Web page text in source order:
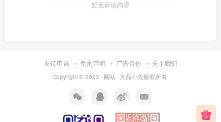
暂无评论内容
友链申请 免责声明 广告合作 关于我们
Copyright © 2023 · 网站 · 为品小先版权所有.